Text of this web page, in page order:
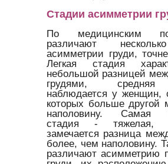
Стадии асимметрии
По медицинским
различают
асимметрии груди,
Легкая стадия
небольшой разницей
грудями,
наблюдается у женщин,
которых больше другой
наполовину. Самая
стадия - тяжелая,
замечается разница
более, чем наполовину.
различают асимметрию